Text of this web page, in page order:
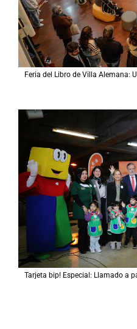
Feria del Libro de Villa Alemana:
Tarjeta bip! Especial: Llamado a